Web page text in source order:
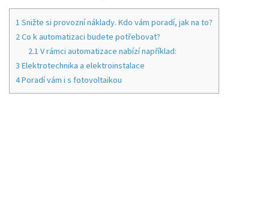
1 Snižte si provozní náklady. Kdo vám poradí, jak na to?
2Co k automatizaci budete potřebovat?
2.1 V rámci automatizace nabízí například:
3 Elektrotechnika a elektroinstalace
4Poradí vám i s fotovoltaikou